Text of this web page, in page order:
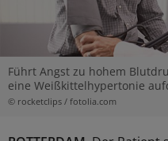
Führt Angst zu hohem
eine Weißkittelhypertonie
© rocketclips / fotolia.com